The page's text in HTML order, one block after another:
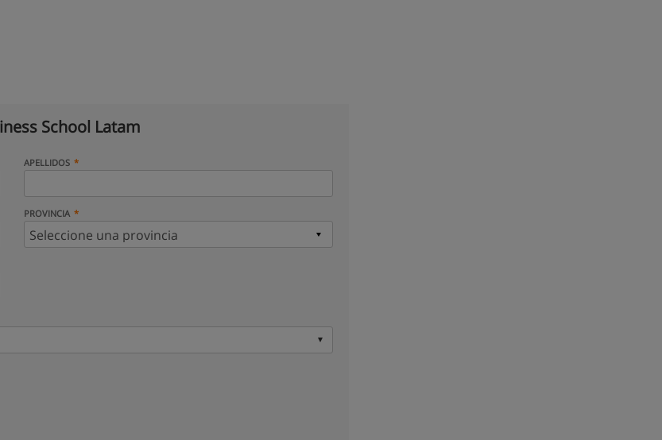
School Latam
APELLIDOS
PROVINCIA